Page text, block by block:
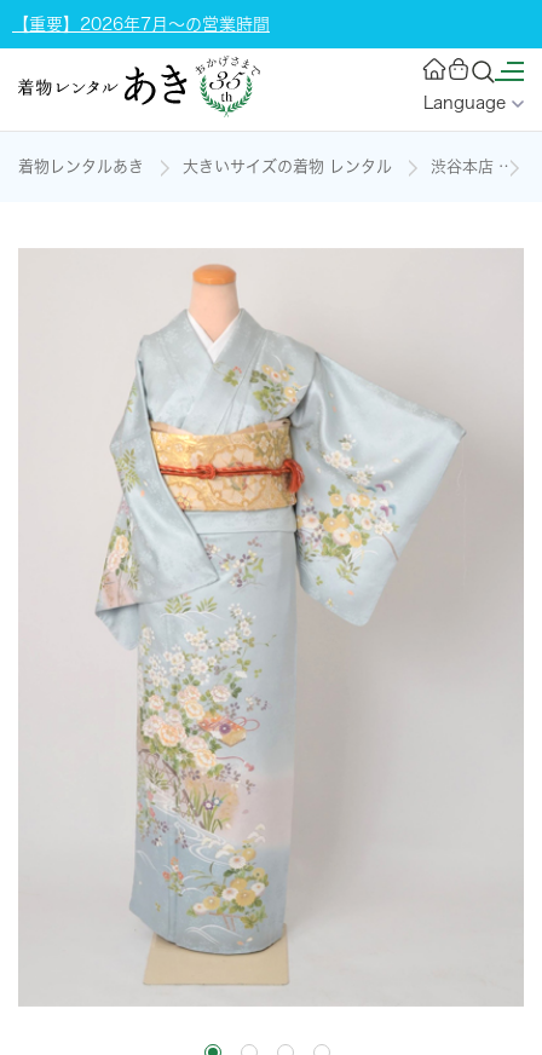
【重要】2026年7月～の営業時間
Language
着物レンタルあき 大きいサイズの着物 レンタル 渋谷本店